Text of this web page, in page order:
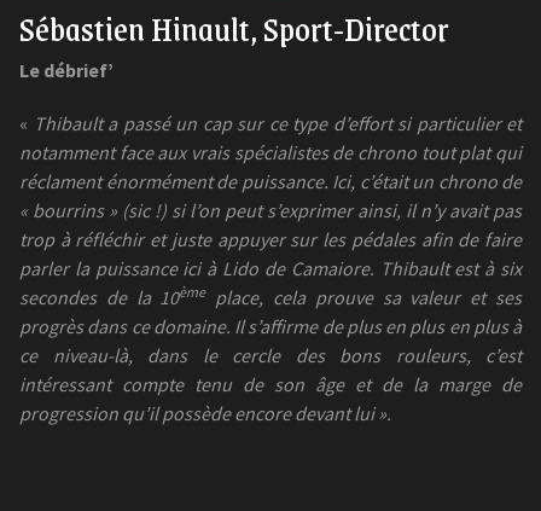
Sébastien Hinault, Sport-Director
Le débrief’
« Thibault a passé un cap sur ce type d’effort si particulier et
notamment face aux vrais spécialistes de chrono tout plat qui
réclament énormément de puissance. Ici, c’était un chrono de
« bourrins » (sic !) si l’on peut s’exprimer ainsi, il n’y avait pas
trop à réfléchir et juste appuyer sur les pédales afin de faire
parler la puissance ici à Lido de Camaiore. Thibault est à six
secondes de la 10èmeplace, cela prouve sa valeur et ses
progrès dans ce domaine. Il s’affirme de plus en plus en plus à
ce niveau-là, dans le cercle des bons rouleurs, c’est
intéressant compte tenu de son âge et de la marge de
progression qu’il possède encore devant lui ».